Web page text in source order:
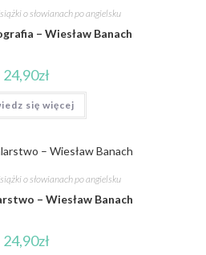
o słowianach po angielsku
– Wiesław Banach
24,90zł
się więcej
o słowianach po angielsku
– Wiesław Banach
24,90zł